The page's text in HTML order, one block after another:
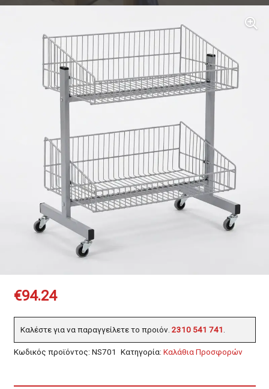
€94.24
Καλέστε για να παραγγείλετε το προιόν. 2310 541 741
Κωδικός προϊόντος: NS701 Κατηγορία: Καλάθια Προσφορών